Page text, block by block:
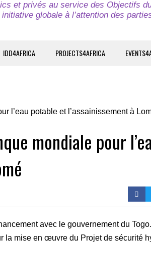
et privés au service des Objectifs
initiative globale à l’attention des
IDD4AFRICA PROJECTS4AFRICA
mondiale pour
avec le gouvernement du
la mise en œuvre du Projet de sécurité